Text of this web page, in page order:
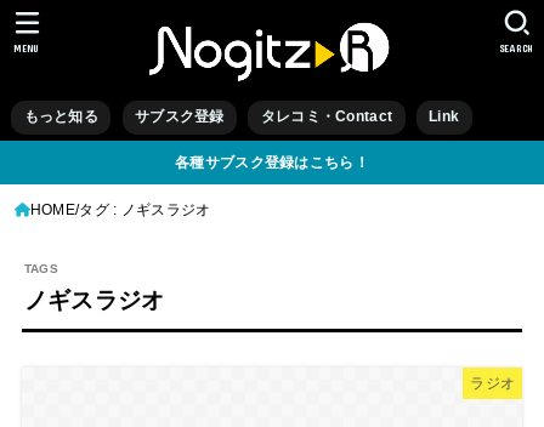
もっと知る サブスク登録 タレコミ・Contact Link
SEARCH
MENU
各種サブスク登録はこちら！
HOME タグ : ノギスラジオ
ノギスラジオ
ラジオ